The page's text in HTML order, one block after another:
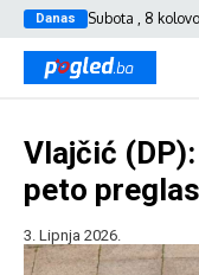
Danas Subota , 8
Vlajčić
peto
3. Lipnja 2026.